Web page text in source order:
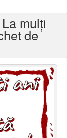
mulți
de